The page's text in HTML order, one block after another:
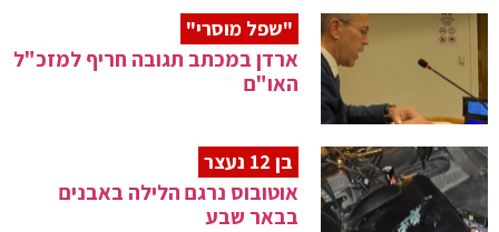
"שפל מוסרי"
ארדן במכתב תגובה חריף למזכ"ל
האו"ם
בן 12 נעצר
אוטובוס נרגם הלילה באבנים
בבאר שבע